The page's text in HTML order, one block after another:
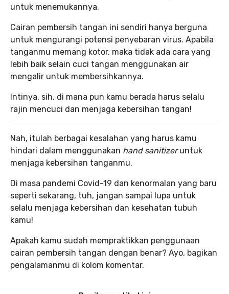
untuk menemukannya.
Cairan pembersih tangan ini sendiri hanya berguna
untuk mengurangi potensi penyebaran virus. Apabila
tanganmu memang kotor, maka tidak ada cara yang
lebih baik selain cuci tangan menggunakan air
mengalir untuk membersihkannya.
Intinya, sih, di mana pun kamu berada harus selalu
rajin mencuci dan menjaga kebersihan tangan!
Nah, itulah berbagai kesalahan yang harus kamu
hindari dalam menggunakan hand sanitizeruntuk
menjaga kebersihan tanganmu.
Di masa pandemi Covid-19 dan kenormalan yang baru
seperti sekarang, tuh, jangan sampai lupa untuk
selalu menjaga kebersihan dan kesehatan tubuh
kamu!
Apakah kamu sudah mempraktikkan penggunaan
cairan pembersih tangan dengan benar? Ayo, bagikan
pengalamanmu di kolom komentar.